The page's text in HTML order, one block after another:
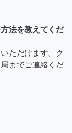
法を教えてくだ
ただけます。ク
までご連絡くだ